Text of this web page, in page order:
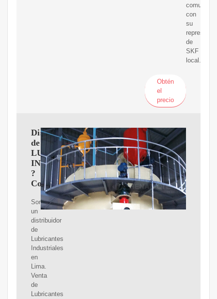
con
su
de
SKF
local.
Obtén
el
precio
Distribuidor
de
LUBRICANTES
INDUSTRIALES
?
Corporación
Somos
un
distribuidor
de
Lubricantes
Industriales
en
Lima.
Venta
de
Lubricantes